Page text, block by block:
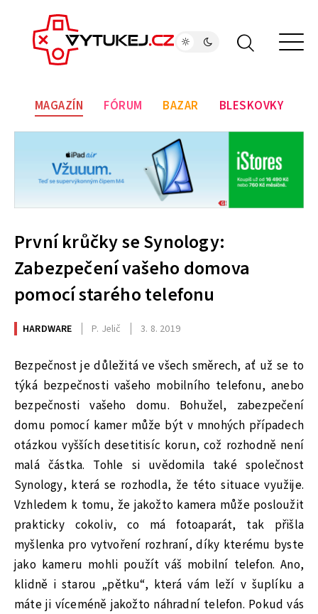
MAGAZÍN FÓRUM BAZAR BLESKOVKY
První krůčky se Synology:
Zabezpečení vašeho domova
pomocí starého telefonu
HARDWARE P. Jelič 3. 8. 2019
Bezpečnost je důležitá ve všech směrech, ať už se to
týká bezpečnosti vašeho mobilního telefonu, anebo
bezpečnosti vašeho domu. Bohužel, zabezpečení
domu pomocí kamer může být v mnohých případech
otázkou vyšších desetitisíc korun, což rozhodně není
malá částka. Tohle si uvědomila také společnost
Synology, která se rozhodla, že této situace využije.
Vzhledem k tomu, že jakožto kamera může posloužit
prakticky cokoliv, co má fotoaparát, tak přišla
myšlenka pro vytvoření rozhraní, díky kterému byste
jako kameru mohli použít váš mobilní telefon. Ano,
klidně i starou „pětku“, která vám leží v šuplíku a
máte ji víceméně jakožto náhradní telefon. Pokud vás